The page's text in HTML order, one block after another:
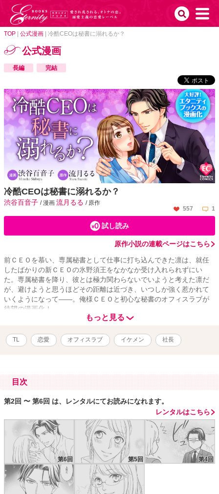
TOP 公式漫画 冷酷CEOは秘書に溺れるか？
公式漫画
長編 完結
冷酷CEOは秘書に溺れるか？
渋谷百音子 / 漫画 流月るる / 原作
557
1
試し読み
原作小説の連載ページはこちら
前ＣＥＯを慕い、専属秘書として仕事に打ち込んできた凛は、就任
したばかりの新ＣＥＯの氷野須王をなかなか受け入れられずにい
た。専属秘書を降り、彼とは極力関わらないでいようと考えた凛だ
が、避けようと思うほどその距離は近づき、いつしか強く惹かれて
いくようになって――。俺様ＣＥＯと初心な秘書のオフィスラブが
待望の漫画化！
もっと見る
TL 恋愛 オフィスラブ イケメン 社長
目次
第2回 〜 第6回 は、レンタルにてお読みになれます。
レンタルはこちら
第6回 第5回 第4回